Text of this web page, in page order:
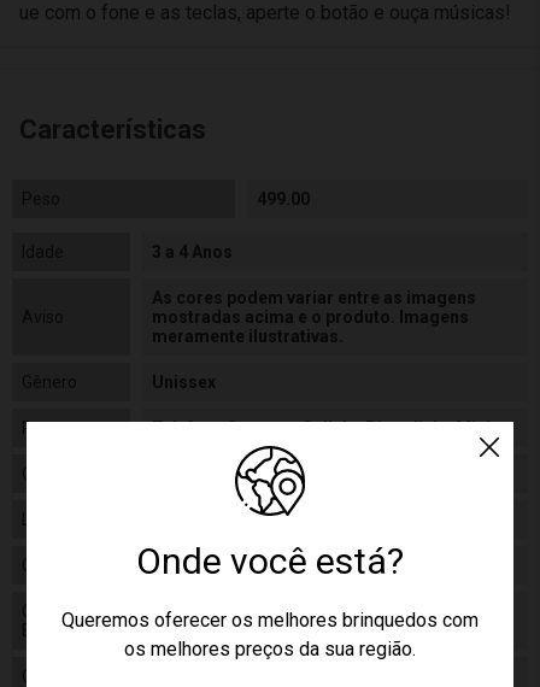
Onde você está?
Queremos oferecer os melhores brinquedos com
os melhores preços da sua região.
ue com o fone e as teclas, aperte o botão e ouça músicas!
Características
499.00
3 a 4 Anos
As cores podem variar entre as imagens
mostradas acima e o produto. Imagens
meramente ilustrativas.
Gênero Unissex
Personagem Telefone Sonoro - Galinha Pintadinha Mini
Categoria Galinha Pintadinha
Código 1087
Código de
Barras
7896448110875
Composição